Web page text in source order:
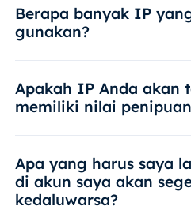
Berapa banyak IP
gunakan?
Apakah IP Anda akan
memiliki nilai
Apa yang harus saya
di akun saya akan
kedaluwarsa?